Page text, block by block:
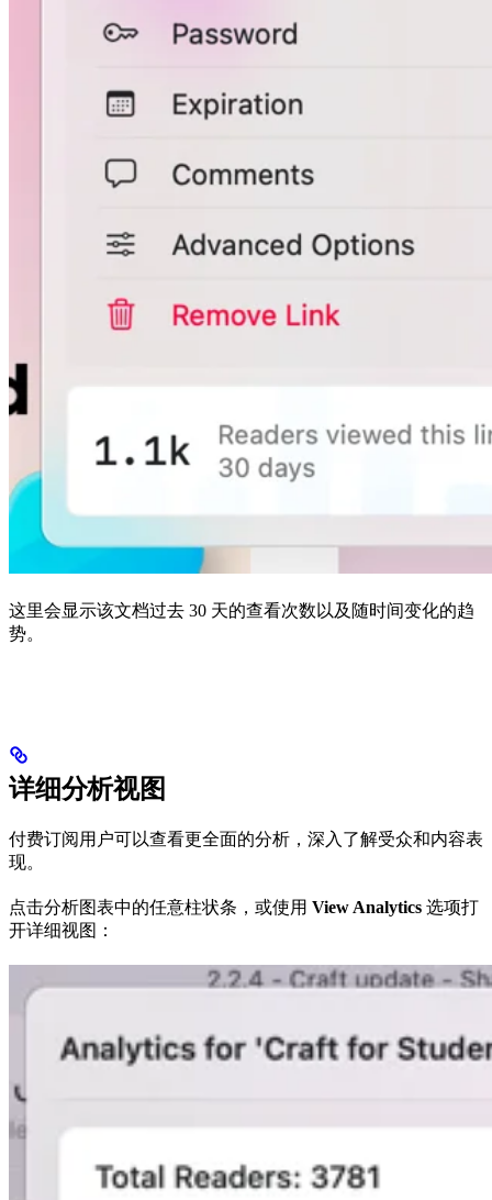
这里会显示该文档过去 30 天的查看次数以及随时间变化的趋
势。
详细分析视图
付费订阅用户可以查看更全面的分析，深入了解受众和内容表
现。
点击分析图表中的任意柱状条，或使用 View Analytics 选项打
开详细视图：